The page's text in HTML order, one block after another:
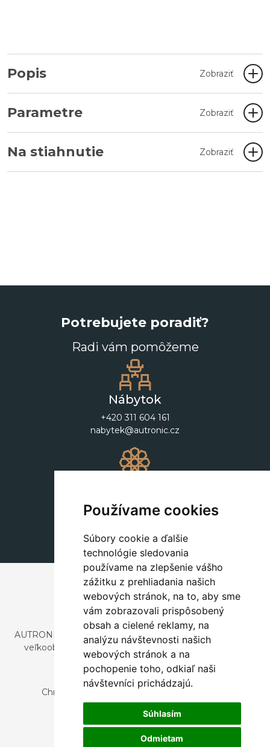
Používame cookies
Súbory cookie a ďalšie
technológie sledovania
používame na zlepšenie vášho
zážitku z prehliadania našich
webových stránok, na to, aby sme
vám zobrazovali prispôsobený
obsah a cielené reklamy, na
analýzu návštevnosti našich
webových stránok a na
pochopenie toho, odkiaľ naši
návštevníci prichádzajú.
Súhlasím
Odmietam
Popis Zobraziť
Parametre Zobraziť
Na stiahnutie Zobraziť
Potrebujete poradiť?
Radi vám pomôžeme
Nábytok
+420 311 604 161
nabytek@autronic.cz
+420 311 604 182
dekorace@autronic.cz
AUTRONIC, s.r.o. je spoločnosť zaoberajúca sa dovozom a
veľkoobchodným predajom dizajnového aj štýlového
nábytku a dekorácií.
Česká republika
Chrustenice 270, 267 12 Loděnice u Berouna
Slovensko
Nová 366, 032 02 Závažná Poruba